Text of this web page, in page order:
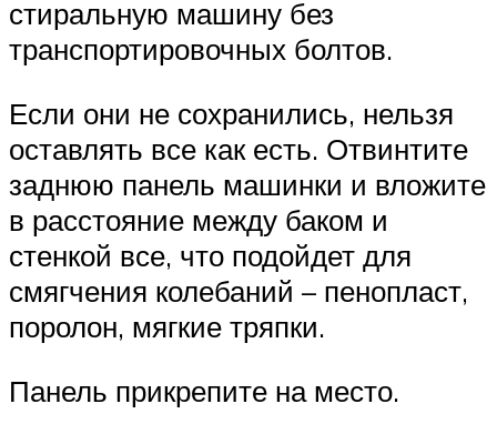
стиральную машину без
транспортировочных болтов.
Если они не сохранились, нельзя
оставлять все как есть. Отвинтите
заднюю панель машинки и вложите
в расстояние между баком и
стенкой все, что подойдет для
смягчения колебаний – пенопласт,
поролон, мягкие тряпки.
Панель прикрепите на место.